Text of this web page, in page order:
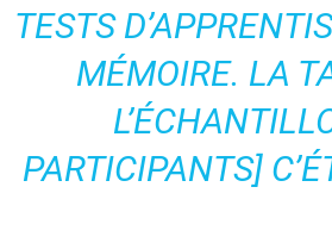
TESTS
MÉMOIRE. LA
PARTICIPANTS]